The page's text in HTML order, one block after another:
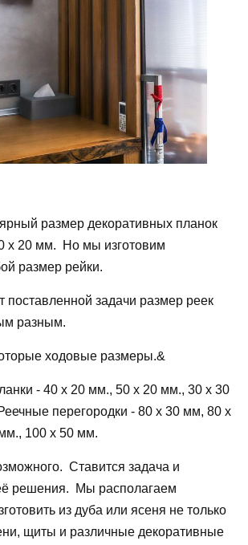
размер декоративных планок
х 20 мм. Но мы изготовим
размер рейки.
поставленной задачи размер реек
разным.
ходовые размеры.&
- 40 х 20 мм., 50 х 20 мм., 30 х 30
перегородки - 80 х 30 мм, 80 х
100 х 50 мм.
Ставится задача и
решения. Мы располагаем
из дуба или ясеня не только
щиты и различные декоративные